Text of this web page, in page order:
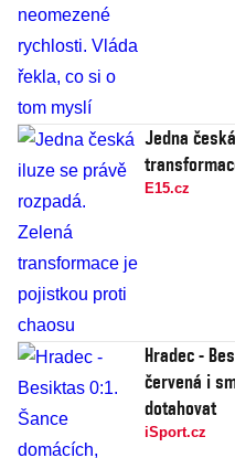
Jedna
E15.cz
Hradec -
červená i
dotahovat
iSport.cz